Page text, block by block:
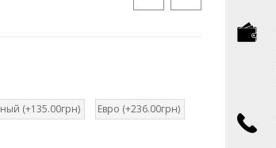
(+135.00грн) Евро (+236.00грн)